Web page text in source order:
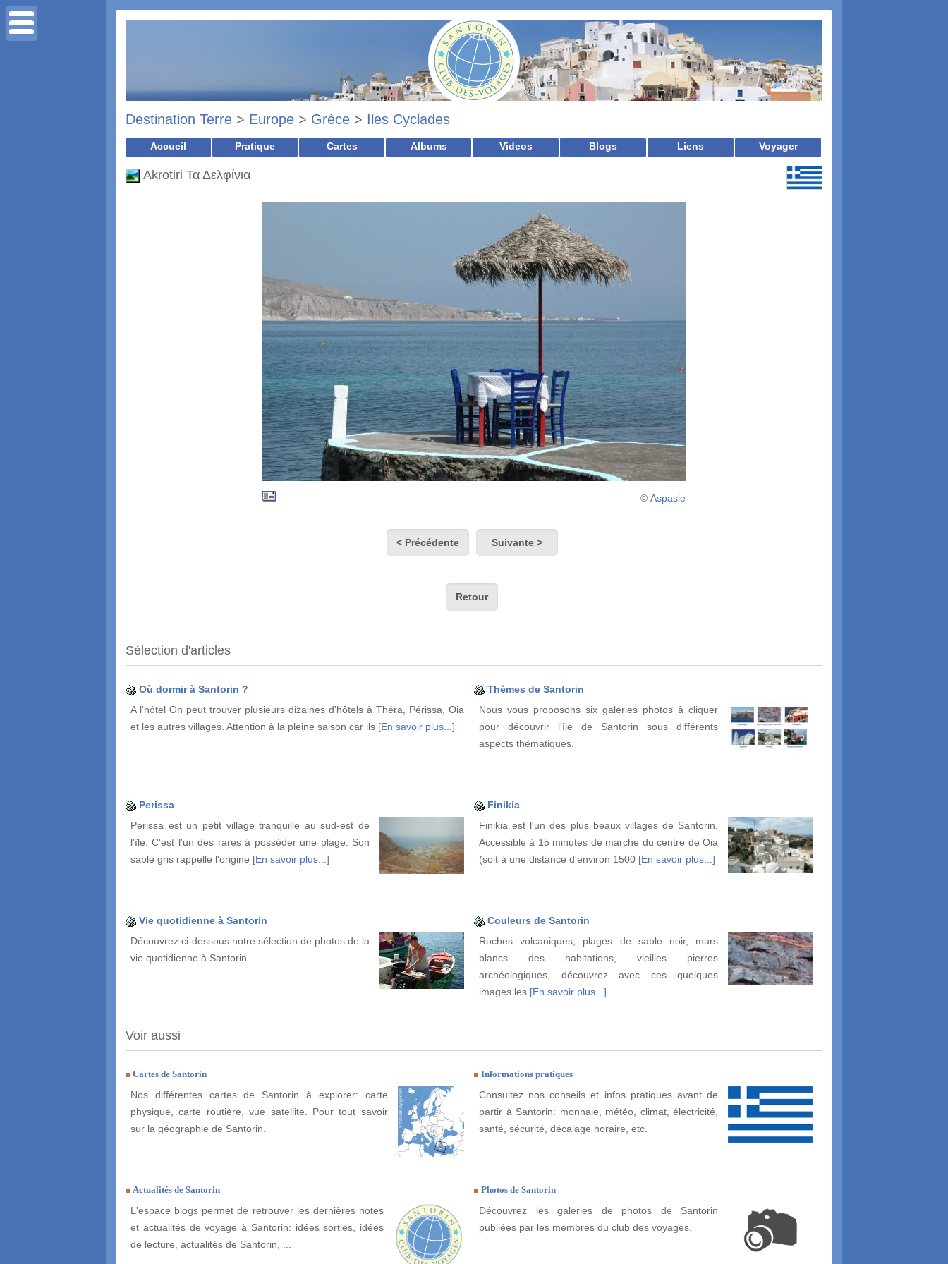
Destination Terre > Europe > Grèce > Iles Cyclades
Accueil Pratique Cartes Albums Videos Blogs Liens Voyager
Akrotiri Τα Δελφίνια
© Aspasie
< Précédente Suivante >
Retour
Sélection d'articles
Où dormir à Santorin ?
A l'hôtel On peut trouver plusieurs dizaines d'hôtels à Théra, Périssa, Oia
et les autres villages. Attention à la pleine saison car ils [En savoir plus...]
Thèmes de Santorin
Nous vous proposons six galeries photos à cliquer
pour découvrir l'île de Santorin sous différents
aspects thématiques.
Perissa
Perissa est un petit village tranquille au sud-est de
l'île. C'est l'un des rares à posséder une plage. Son
sable gris rappelle l'origine [En savoir plus...]
Finikia
Finikia est l'un des plus beaux villages de Santorin.
Accessible à 15 minutes de marche du centre de Oia
(soit à une distance d'environ 1500 [En savoir plus...]
Vie quotidienne à Santorin
Découvrez ci-dessous notre sélection de photos de la
vie quotidienne à Santorin.
Couleurs de Santorin
Roches volcaniques, plages de sable noir, murs
blancs des habitations, vieilles pierres
archéologiques, découvrez avec ces quelques
images les [En savoir plus...]
Voir aussi
Cartes de Santorin
Nos différentes cartes de Santorin à explorer: carte
physique, carte routière, vue satellite. Pour tout savoir
sur la géographie de Santorin.
Informations pratiques
Consultez nos conseils et infos pratiques avant de
partir à Santorin: monnaie, météo, climat, électricité,
santé, sécurité, décalage horaire, etc.
Actualités de Santorin
L'espace blogs permet de retrouver les dernières notes
et actualités de voyage à Santorin: idées sorties, idées
de lecture, actualités de Santorin, ...
Photos de Santorin
Découvrez les galeries de photos de Santorin
publiées par les membres du club des voyages.